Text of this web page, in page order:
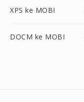
XPS ke MOBI
DOCM ke MOBI